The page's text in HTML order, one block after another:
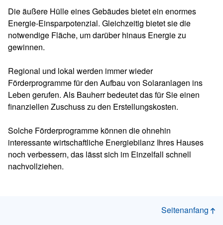
Die äußere Hülle eines Gebäudes bietet ein enormes
Energie-Einsparpotenzial. Gleichzeitig bietet sie die
notwendige Fläche, um darüber hinaus Energie zu
gewinnen.
Regional und lokal werden immer wieder
Förderprogramme für den Aufbau von Solaranlagen ins
Leben gerufen. Als Bauherr bedeutet das für Sie einen
finanziellen Zuschuss zu den Erstellungskosten.
Solche Förderprogramme können die ohnehin
interessante wirtschaftliche Energiebilanz Ihres Hauses
noch verbessern, das lässt sich im Einzelfall schnell
nachvollziehen.
Seitenanfang